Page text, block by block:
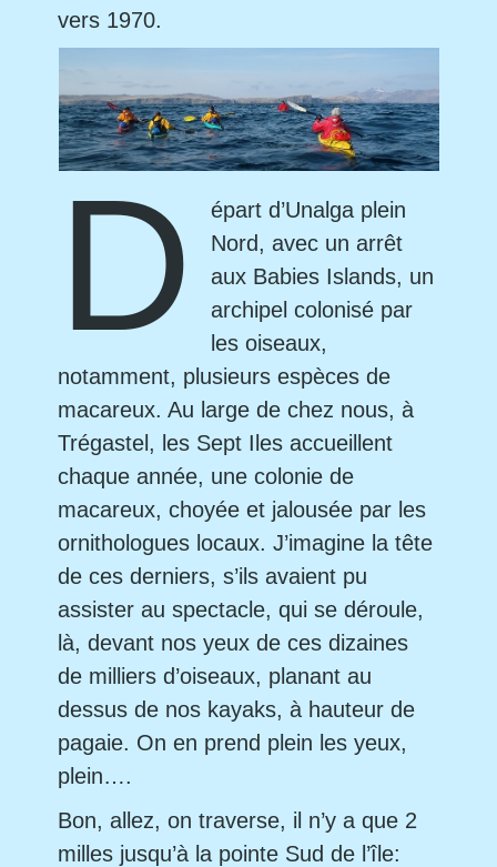
vers 1970.
D
épart d’Unalga plein
Nord, avec un arrêt
aux Babies Islands, un
archipel colonisé par
les oiseaux,
notamment, plusieurs espèces de
macareux. Au large de chez nous, à
Trégastel, les Sept Iles accueillent
chaque année, une colonie de
macareux, choyée et jalousée par les
ornithologues locaux. J’imagine la tête
de ces derniers, s’ils avaient pu
assister au spectacle, qui se déroule,
là, devant nos yeux de ces dizaines
de milliers d’oiseaux, planant au
dessus de nos kayaks, à hauteur de
pagaie. On en prend plein les yeux,
plein….
Bon, allez, on traverse, il n’y a que 2
milles jusqu’à la pointe Sud de l’île: